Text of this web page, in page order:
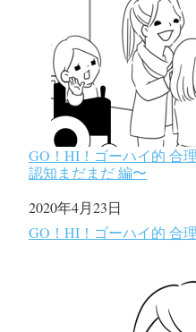
GO！HI！ゴーハイ的 合
認知まだまだ 編〜
日付
2020年4月23日
関連理由
GO！HI！ゴーハイ的 合